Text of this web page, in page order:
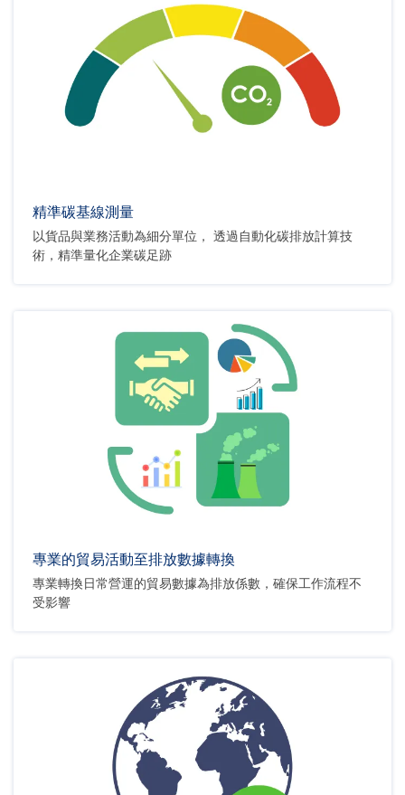
精準碳基線測量
以貨品與業務活動為細分單位， 透過自動化碳排放計算技
術，精準量化企業碳足跡
專業的貿易活動至排放數據轉換
專業轉換日常營運的貿易數據為排放係數，確保工作流程不
受影響